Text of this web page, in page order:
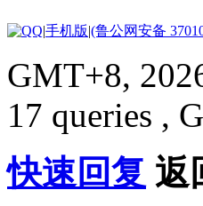
|手机版|(鲁公网安备
GMT+8,
17 queries ,
快速回复 返